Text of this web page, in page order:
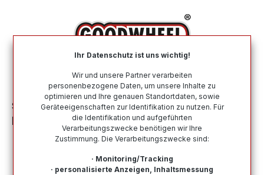
Sommerreifen Nach Marke DURATURN
DURATURN MOZZO 4S 185/55R15 82V
Ihr Datenschutz ist uns wichtig!
Wir und unsere Partner verarbeiten
personenbezogene Daten, um unsere Inhalte zu
optimieren und Ihre genauen Standortdaten, sowie
Geräteeigenschaften zur Identifikation zu nutzen. Für
die Identifikation und aufgeführten
Verarbeitungszwecke benötigen wir Ihre
Zustimmung. Die Verarbeitungszwecke sind:
· Monitoring/Tracking
· personalisierte Anzeigen, Inhaltsmessung